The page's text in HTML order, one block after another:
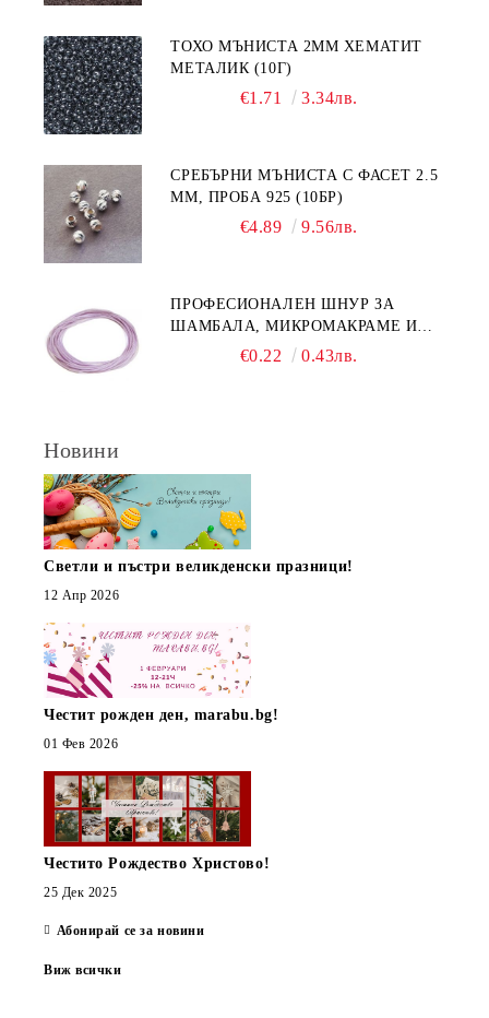
ТОХО МЪНИСТА 2ММ ХЕМАТИТ
МЕТАЛИК (10Г)
€1.71 3.34лв.
СРЕБЪРНИ МЪНИСТА С ФАСЕТ 2.5
ММ, ПРОБА 925 (10БР)
€4.89 9.56лв.
ПРОФЕСИОНАЛЕН ШНУР ЗА
ШАМБАЛА, МИКРОМАКРАМЕ И
ВЪЗЛИ,GRIFFIN, ЦВЯТ ЛЮЛЯК1ММ
€0.22 0.43лв.
Новини
Светли и пъстри великденски празници!
12 Апр 2026
Честит рожден ден, marabu.bg!
01 Фев 2026
Честито Рождество Христово!
25 Дек 2025
Абонирай се за новини
Виж всички